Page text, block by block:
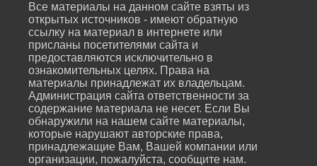
Все материалы на данном сайте взяты из
открытых источников - имеют обратную
ссылку на материал в интернете или
присланы посетителями сайта и
предоставляются исключительно в
ознакомительных целях. Права на
материалы принадлежат их владельцам.
Администрация сайта ответственности за
содержание материала не несет. Если Вы
обнаружили на нашем сайте материалы,
которые нарушают авторские права,
принадлежащие Вам, Вашей компании или
организации, пожалуйста, сообщите нам.